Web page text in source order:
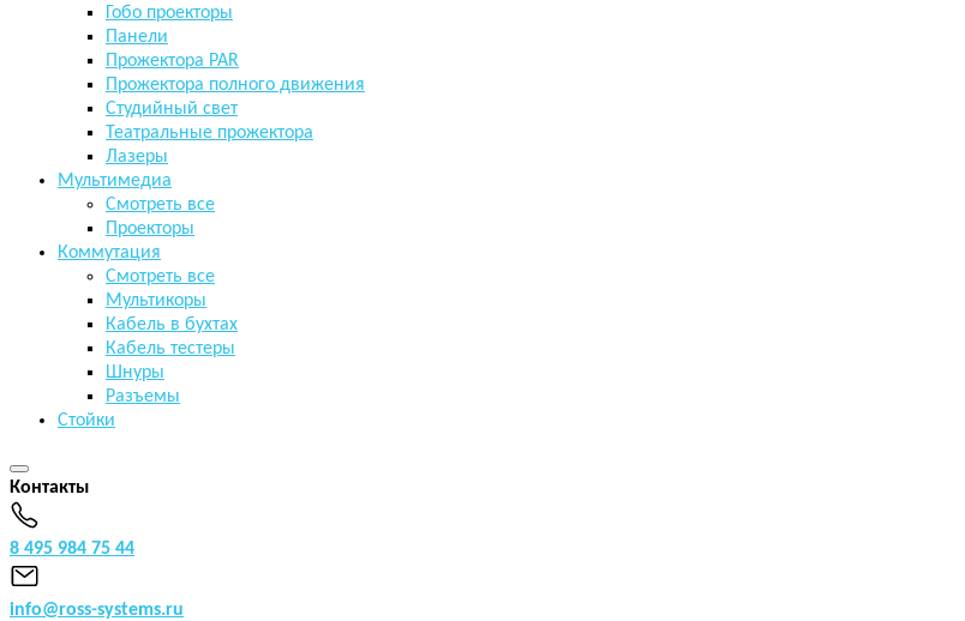
Гобо проекторы
Панели
Прожектора PAR
Прожектора полного движения
Студийный свет
Театральные прожектора
Лазеры
Мультимедиа
Смотреть все
Проекторы
Коммутация
Смотреть все
Мультикоры
Кабель в бухтах
Кабель тестеры
Шнуры
Разъемы
Стойки
Контакты
8 495 984 75 44
info@ross-systems.ru